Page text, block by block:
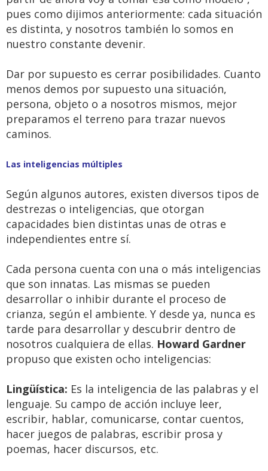
pues como dijimos anteriormente: cada situación
es distinta, y nosotros también lo somos en
nuestro constante devenir.
Dar por supuesto es cerrar posibilidades. Cuanto
menos demos por supuesto una situación,
persona, objeto o a nosotros mismos, mejor
preparamos el terreno para trazar nuevos
caminos.
Las inteligencias múltiples
Según algunos autores, existen diversos tipos de
destrezas o inteligencias, que otorgan
capacidades bien distintas unas de otras e
independientes entre sí.
Cada persona cuenta con una o más inteligencias
que son innatas. Las mismas se pueden
desarrollar o inhibir durante el proceso de
crianza, según el ambiente. Y desde ya, nunca es
tarde para desarrollar y descubrir dentro de
nosotros cualquiera de ellas. Howard Gardner
propuso que existen ocho inteligencias:
Lingüística: Es la inteligencia de las palabras y el
lenguaje. Su campo de acción incluye leer,
escribir, hablar, comunicarse, contar cuentos,
hacer juegos de palabras, escribir prosa y
poemas, hacer discursos, etc.